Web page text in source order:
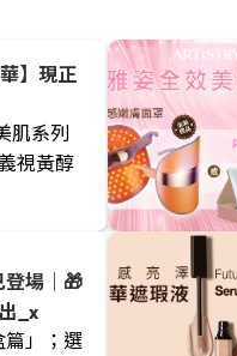
】現正
肌系列
視黃醇
登場｜🎁
_x
篇」；選